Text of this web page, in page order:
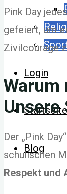
Login
Startseite
Blog
Pink Day
gefeiert, um
Zivilcourage
Warum
Der „Pink
schulischen
Respekt und